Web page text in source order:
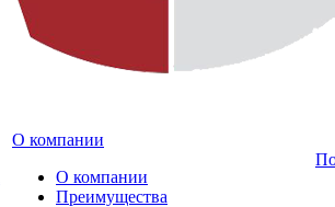
О компании
О компании
Преимущества